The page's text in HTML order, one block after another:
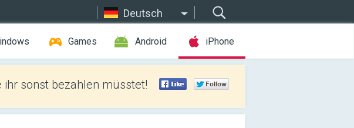
Deutsch
Games Android iPhone
ihr sonst bezahlen müsstet!